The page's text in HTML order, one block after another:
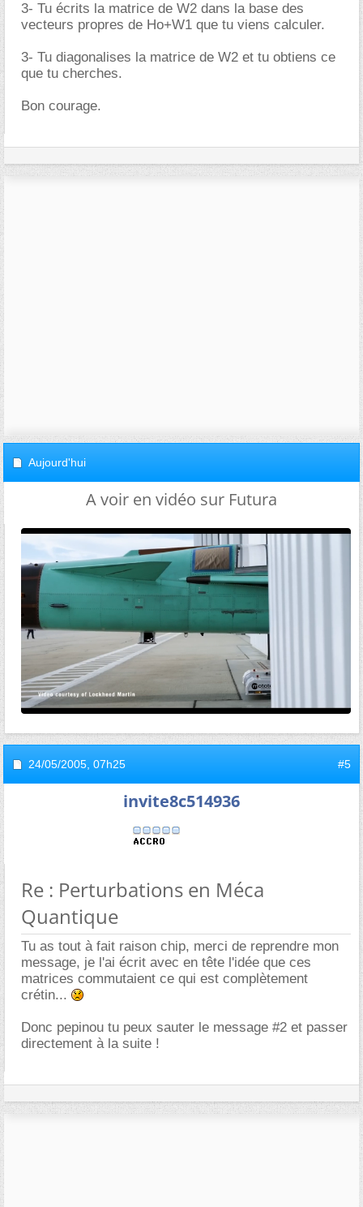
3- Tu écrits la matrice de W2 dans la base des
vecteurs propres de Ho+W1 que tu viens calculer.
3- Tu diagonalises la matrice de W2 et tu obtiens ce
que tu cherches.
Bon courage.
Aujourd'hui
A voir en vidéo sur Futura
24/05/2005, 07h25 #5
invite8c514936
Re : Perturbations en Méca
Quantique
Tu as tout à fait raison chip, merci de reprendre mon
message, je l'ai écrit avec en tête l'idée que ces
matrices commutaient ce qui est complètement
crétin...
Donc pepinou tu peux sauter le message #2 et passer
directement à la suite !